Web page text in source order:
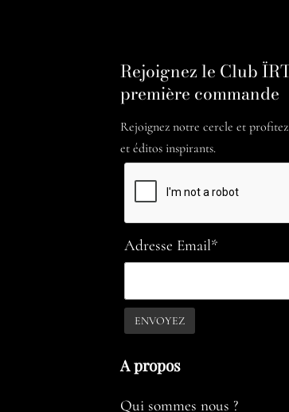
Rejoignez le Club
première commande
Rejoignez notre cercle et
et éditos inspirants.
Adresse Email*
A propos​
Qui sommes nous ?